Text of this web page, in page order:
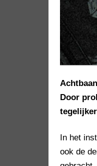
Door
In het
ook de